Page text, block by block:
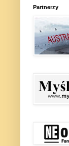
Partnerzy